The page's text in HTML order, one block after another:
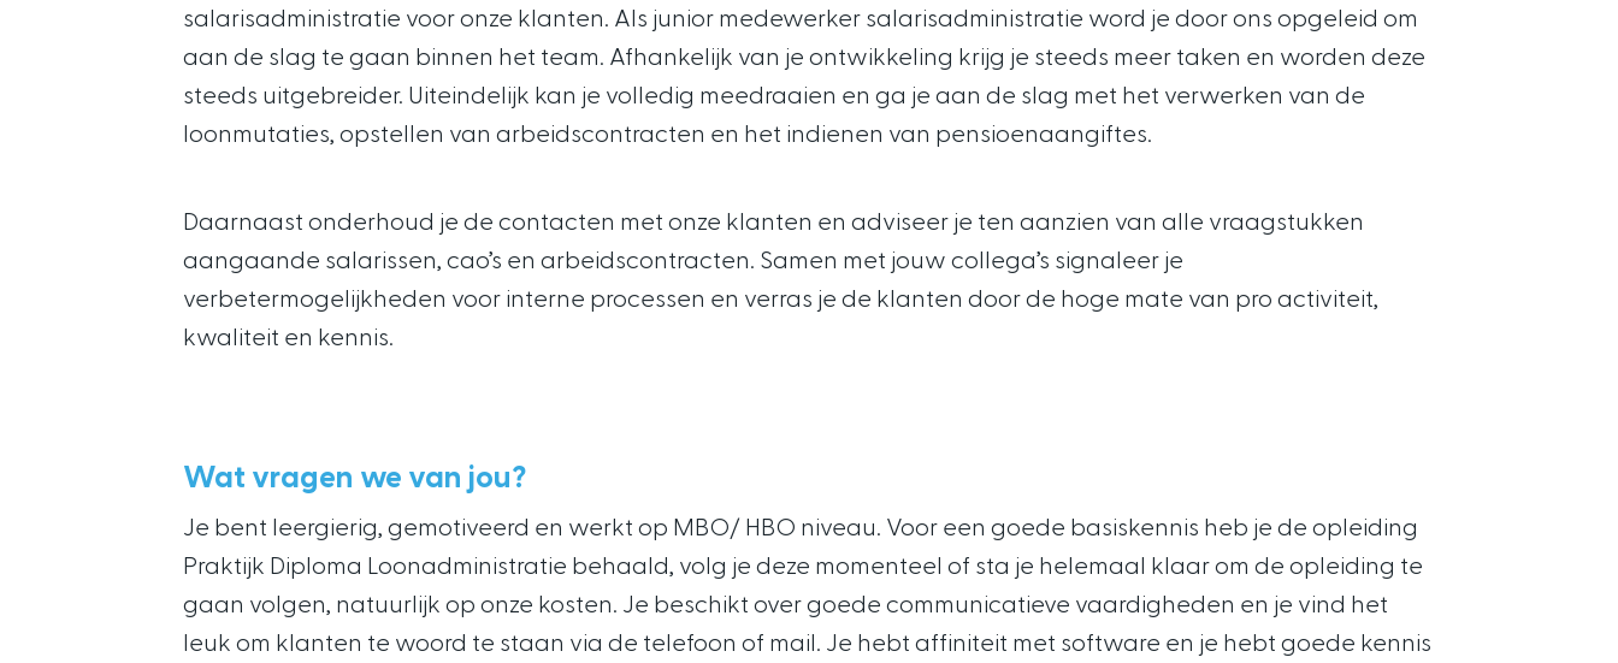
salarisadministratie voor onze klanten. Als junior medewerker salarisadministratie word je door ons opgeleid om
aan de slag te gaan binnen het team. Afhankelijk van je ontwikkeling krijg je steeds meer taken en worden deze
steeds uitgebreider. Uiteindelijk kan je volledig meedraaien en ga je aan de slag met het verwerken van de
loonmutaties, opstellen van arbeidscontracten en het indienen van pensioenaangiftes.
Daarnaast onderhoud je de contacten met onze klanten en adviseer je ten aanzien van alle vraagstukken
aangaande salarissen, cao’s en arbeidscontracten. Samen met jouw collega’s signaleer je
verbetermogelijkheden voor interne processen en verras je de klanten door de hoge mate van pro activiteit,
kwaliteit en kennis.
Wat vragen we van jou?
Je bent leergierig, gemotiveerd en werkt op MBO/ HBO niveau. Voor een goede basiskennis heb je de opleiding
Praktijk Diploma Loonadministratie behaald, volg je deze momenteel of sta je helemaal klaar om de opleiding te
gaan volgen, natuurlijk op onze kosten. Je beschikt over goede communicatieve vaardigheden en je vind het
leuk om klanten te woord te staan via de telefoon of mail. Je hebt affiniteit met software en je hebt goede kennis